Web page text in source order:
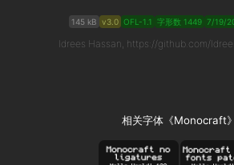
145 kB v3.0 OFL-1.1 字形数 1449 7/19/
Idrees Hassan, https://github.com/
相关字体《Monocraft》